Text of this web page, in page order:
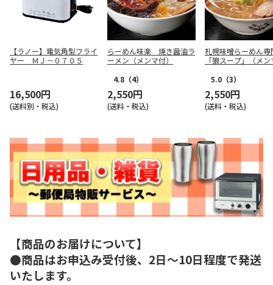
【ラノー】電気角型フライ
ヤー ＭＪ－０７０５
16,500円
(送料別・税込)
らーめん味楽 焼き醤油ラ
ーメン（メンマ付）
4.8 （4）
2,550円
(送料・税込)
札幌味噌らーめん専
「狼スープ」（メ
5.0 （3）
2,550円
(送料・税込)
【商品のお届けについて】
●商品はお申込み受付後、2日～10日程度で発送
いたします。